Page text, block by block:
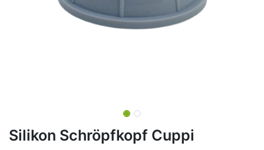
Silikon Schröpfkopf Cuppi